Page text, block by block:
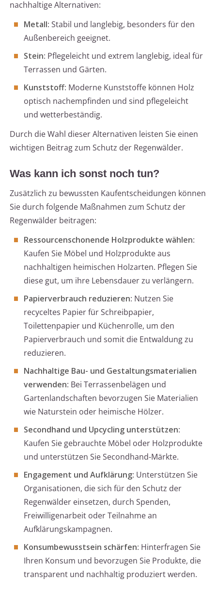
nachhaltige Alternativen:
Metall: Stabil und langlebig, besonders für den
Außenbereich geeignet.
Stein: Pflegeleicht und extrem langlebig, ideal für
Terrassen und Gärten.
Kunststoff: Moderne Kunststoffe können Holz
optisch nachempfinden und sind pflegeleicht
und wetterbeständig.
Durch die Wahl dieser Alternativen leisten Sie einen
wichtigen Beitrag zum Schutz der Regenwälder.
Was kann ich sonst noch tun?
Zusätzlich zu bewussten Kaufentscheidungen können
Sie durch folgende Maßnahmen zum Schutz der
Regenwälder beitragen:
Ressourcenschonende Holzprodukte wählen:
Kaufen Sie Möbel und Holzprodukte aus
nachhaltigen heimischen Holzarten. Pflegen Sie
diese gut, um ihre Lebensdauer zu verlängern.
Papierverbrauch reduzieren: Nutzen Sie
recyceltes Papier für Schreibpapier,
Toilettenpapier und Küchenrolle, um den
Papierverbrauch und somit die Entwaldung zu
reduzieren.
Nachhaltige Bau- und Gestaltungsmaterialien
verwenden: Bei Terrassenbelägen und
Gartenlandschaften bevorzugen Sie Materialien
wie Naturstein oder heimische Hölzer.
Secondhand und Upcycling unterstützen:
Kaufen Sie gebrauchte Möbel oder Holzprodukte
und unterstützen Sie Secondhand-Märkte.
Engagement und Aufklärung: Unterstützen Sie
Organisationen, die sich für den Schutz der
Regenwälder einsetzen, durch Spenden,
Freiwilligenarbeit oder Teilnahme an
Aufklärungskampagnen.
Konsumbewusstsein schärfen: Hinterfragen Sie
Ihren Konsum und bevorzugen Sie Produkte, die
transparent und nachhaltig produziert werden.